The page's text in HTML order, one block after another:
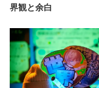
界観と余白